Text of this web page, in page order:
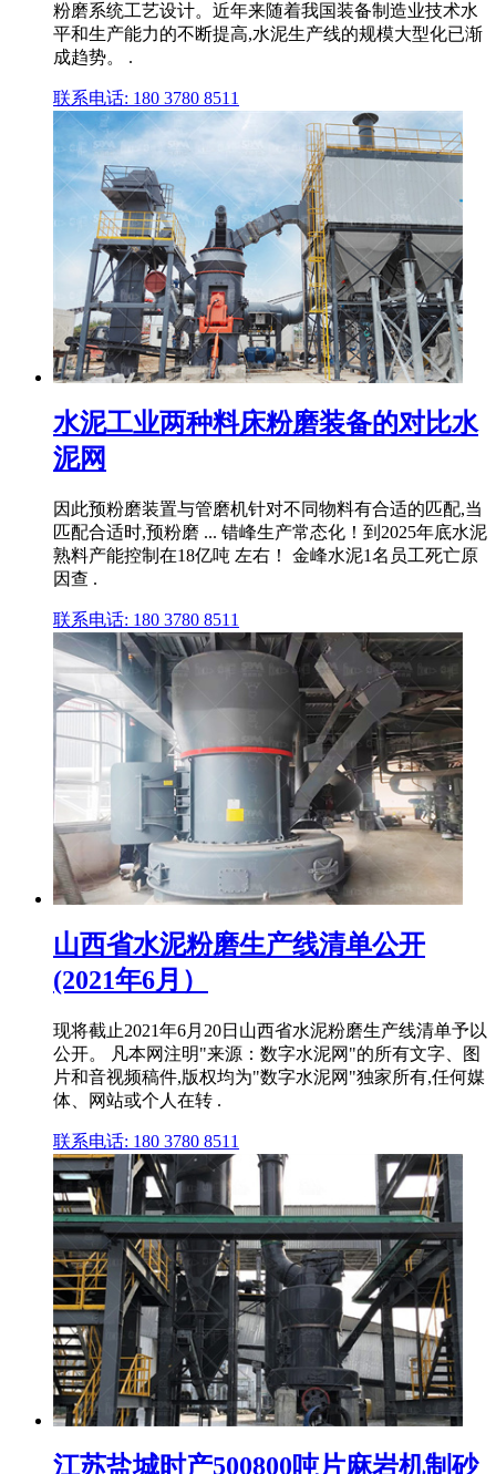
粉磨系统工艺设计。近年来随着我国装备制造业技术水
平和生产能力的不断提高,水泥生产线的规模大型化已渐
成趋势。 .
联系电话: 180 3780 8511
水泥工业两种料床粉磨装备的对比水
泥网
因此预粉磨装置与管磨机针对不同物料有合适的匹配,当
匹配合适时,预粉磨 ... 错峰生产常态化！到2025年底水泥
熟料产能控制在18亿吨 左右！ 金峰水泥1名员工死亡原
因查 .
联系电话: 180 3780 8511
山西省水泥粉磨生产线清单公开
(2021年6月）
现将截止2021年6月20日山西省水泥粉磨生产线清单予以
公开。 凡本网注明"来源：数字水泥网"的所有文字、图
片和音视频稿件,版权均为"数字水泥网"独家所有,任何媒
体、网站或个人在转 .
联系电话: 180 3780 8511
江苏盐城时产500800吨片麻岩机制砂